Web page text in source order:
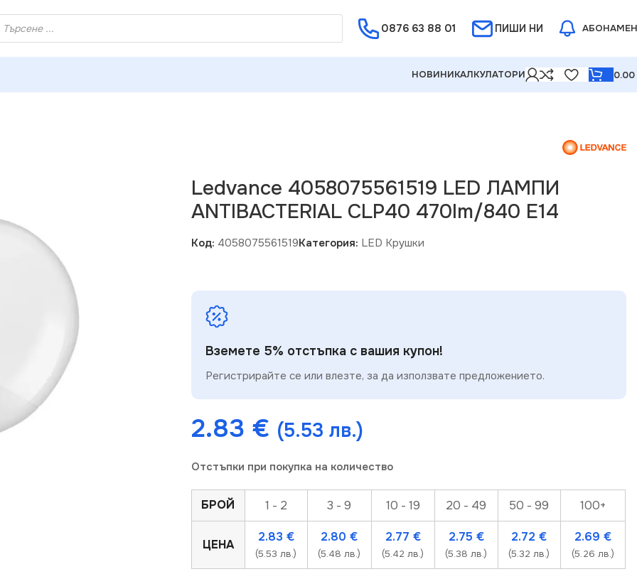
ХЕЙ ТИ! РЕГИСТРИРАЙ СЕ И ВЗЕМИ КУПОН ЗА НАМАЛЕНИЕ ОТ 5% 0876 63 88 01 ПИШИ НИ
НОВИНИКАЛКУЛАТОРИ 0.00
Ledvance 4058075561519 LED ЛАМПИ
ANTIBACTERIAL CLP40 470lm/840 E14
Код: 4058075561519Категория: LED Крушки
Вземете 5% отстъпка с вашия купон!
Регистрирайте се или влезте, за да използвате предложението.
2.83 € (5.53 лв.)
Отстъпки при покупка на количество
БРОЙ 1 - 2 3 - 9 10 - 19 20 - 49 50 - 99 100+
ЦЕНА
2.83 €
(5.53 лв.)
2.80€
(5.48 лв.)
2.77 €
(5.42 лв.)
2.75 €
(5.38 лв.)
2.72€
(5.32 лв.)
2.69 €
(5.26 лв.)